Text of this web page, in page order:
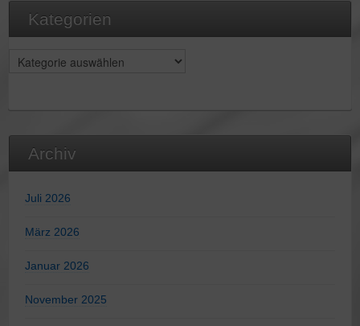
Kategorien
Kategorien
Archiv
Juli 2026
März 2026
Januar 2026
November 2025